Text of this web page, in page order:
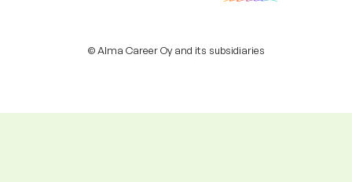
© Alma Career Oy and its subsidiaries